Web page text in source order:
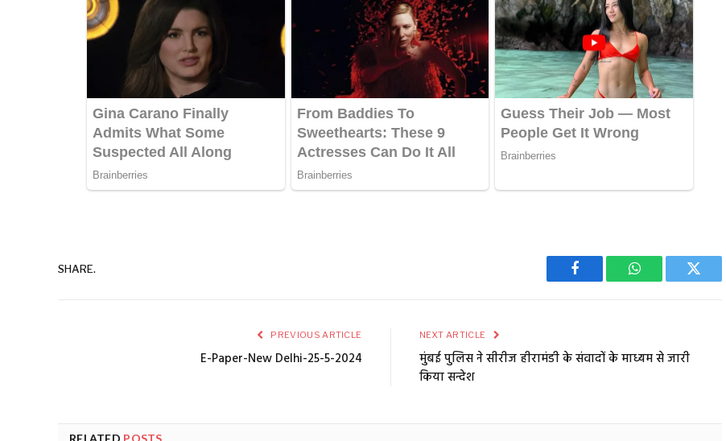
SHARE.
Facebook WhatsApp
PREVIOUS ARTICLE
E-Paper-New Delhi-25-5-2024
NEXT ARTICLE
मुंबई पुलिस ने सीरीज हीरामंडी के संवादों के माध्यम से जारी
किया सन्देश